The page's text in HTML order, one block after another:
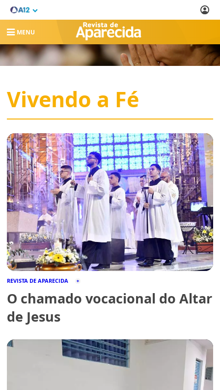
MENU
Vivendo a Fé
REVISTA DE APARECIDA
O chamado vocacional do Altar
de Jesus